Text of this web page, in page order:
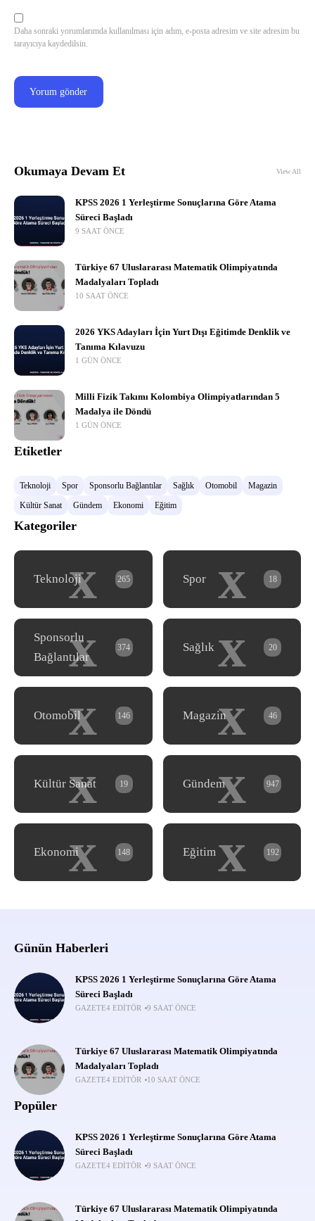
Daha sonraki yorumlarımda kullanılması için adım, e-posta adresim ve site adresim bu
tarayıcıya kaydedilsin.
Okumaya Devam Et View All
KPSS 2026 1 Yerleştirme Sonuçlarına Göre Atama
Süreci Başladı
9 SAAT ÖNCE
Türkiye 67 Uluslararası Matematik Olimpiyatında
Madalyaları Topladı
10 SAAT ÖNCE
2026 YKS Adayları İçin Yurt Dışı Eğitimde Denklik ve
Tanıma Kılavuzu
1 GÜN ÖNCE
Milli Fizik Takımı Kolombiya Olimpiyatlarından 5
Madalya ile Döndü
1 GÜN ÖNCE
Etiketler
Teknoloji Spor Sponsorlu Bağlantılar Sağlık Otomobil
Magazin
Kültür Sanat
Gündem Ekonomi Eğitim
Kategoriler
x
Teknoloji 265 x
Spor 18
x
Sponsorlu
Bağlantılar
374 x
Sağlık 20
x
Otomobil 146 x
Magazin 46
x
Kültür Sanat 19 x
Gündem 947
x
Ekonomi 148 x
Eğitim 192
Günün Haberleri
KPSS 2026 1 Yerleştirme Sonuçlarına Göre Atama
Süreci Başladı
GAZETE4 EDITÖR 9 SAAT ÖNCE
Türkiye 67 Uluslararası Matematik Olimpiyatında
Madalyaları Topladı
GAZETE4 EDITÖR 10 SAAT ÖNCE
Popüler
KPSS 2026 1 Yerleştirme Sonuçlarına Göre Atama
Süreci Başladı
GAZETE4 EDITÖR 9 SAAT ÖNCE
Türkiye 67 Uluslararası Matematik Olimpiyatında